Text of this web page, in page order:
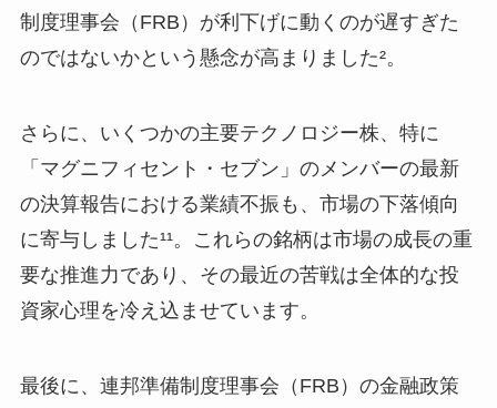
制度理事会（FRB）が利下げに動くのが遅すぎた
のではないかという懸念が高まりました²。
さらに、いくつかの主要テクノロジー株、特に
「マグニフィセント・セブン」のメンバーの最新
の決算報告における業績不振も、市場の下落傾向
に寄与しました¹¹。これらの銘柄は市場の成長の重
要な推進力であり、その最近の苦戦は全体的な投
資家心理を冷え込ませています。
最後に、連邦準備制度理事会（FRB）の金融政策